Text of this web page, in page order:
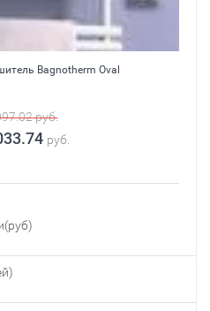
Bagnotherm Oval
руб.
руб.